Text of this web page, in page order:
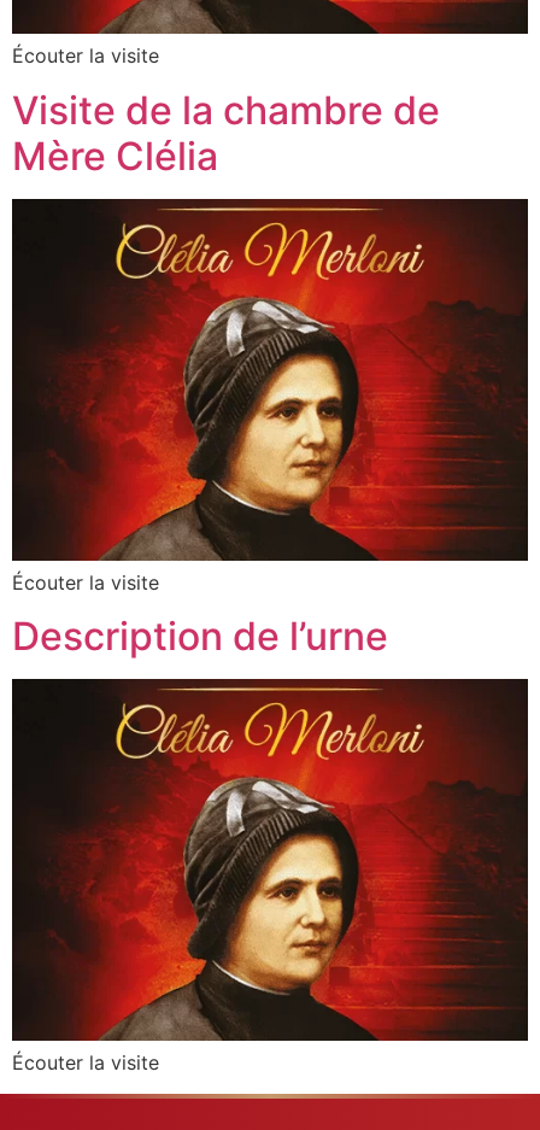
Écouter la visite
Visite de la chambre de
Mère Clélia
Écouter la visite
Description de l’urne
Écouter la visite